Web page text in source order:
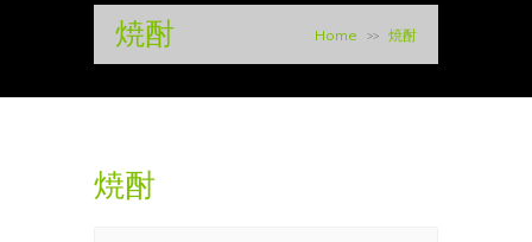
焼酎 Home >> 焼酎
焼酎